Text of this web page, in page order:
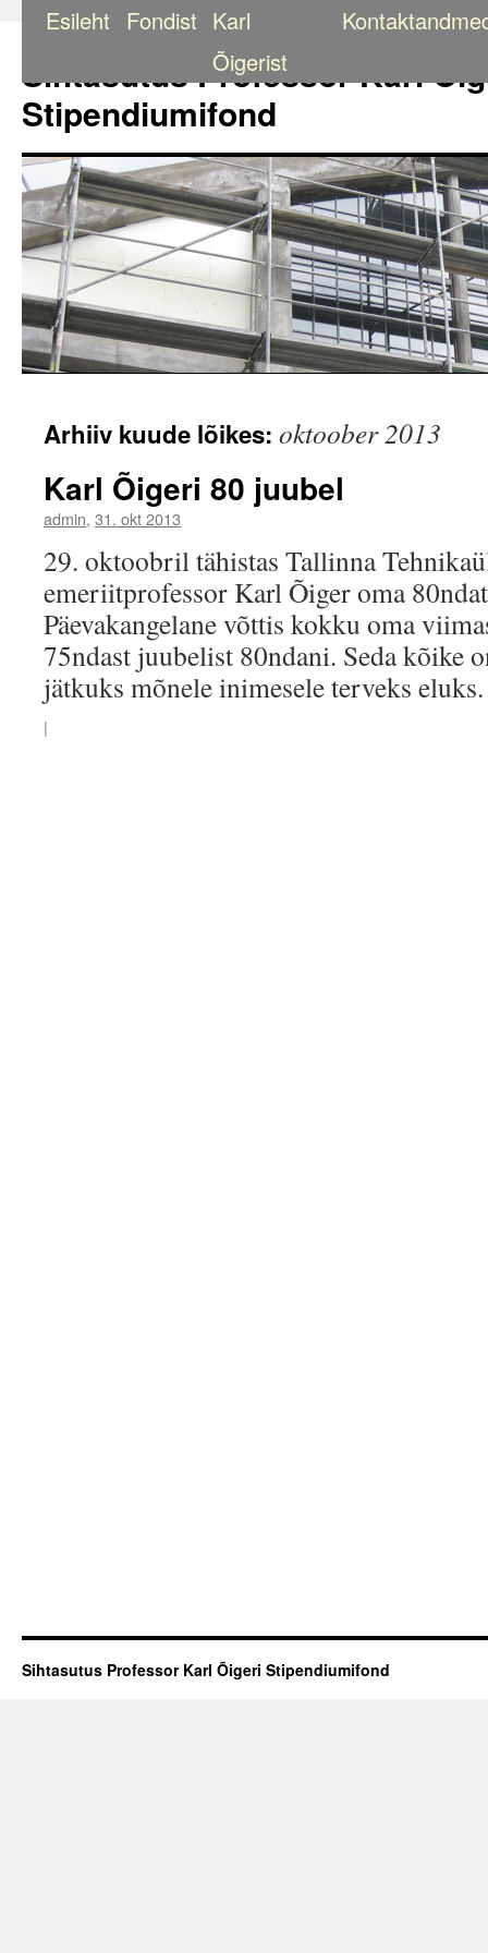
Sihtasutus Professor Karl
Stipendiumifond
Esileht Fondist Karl
Õigerist
Arhiiv kuude lõikes: oktoober 2013
Karl Õigeri 80 juubel
admin, 31. okt 2013
29. oktoobril tähistas Tallinna
emeriitprofessor Karl Õiger oma
Päevakangelane võttis kokku oma
75ndast juubelist 80ndani. Seda kõike
jätkuks mõnele inimesele terveks eluks.
|
Sihtasutus Professor Karl Õigeri Stipendiumifond